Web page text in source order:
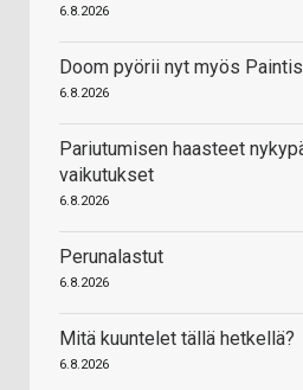
6.8.2026
Doom pyörii nyt myös
6.8.2026
Pariutumisen haasteet
vaikutukset
6.8.2026
Perunalastut
6.8.2026
Mitä kuuntelet tällä hetkellä?
6.8.2026